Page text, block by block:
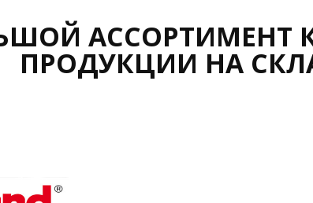
АССОРТИМЕНТ
ПРОДУКЦИИ НА